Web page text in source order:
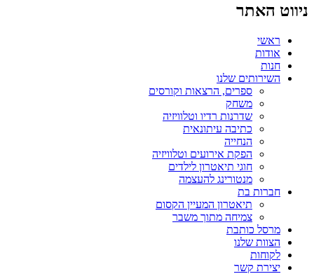
ניווט האתר
ראשי
אודות
חנות
השירותים שלנו
ספרים, הרצאות וקורסים
משחק
שדרנות רדיו וטלוויזיה
כתיבה עיתונאית
הנחייה
הפקת אירועים וטלוויזיה
חוגי תיאטרון לילדים
מנטורינג להעצמה
חברות בת
תיאטרון המעיין הקסום
צמיחה מתוך משבר
מרסל כותבת
הצוות שלנו
לקוחות
יצירת קשר